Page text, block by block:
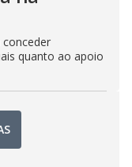
quanto ao apoio